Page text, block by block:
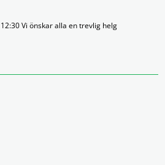
Vi önskar alla en trevlig helg